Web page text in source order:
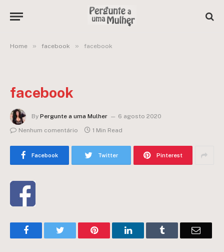
Home » facebook » facebook
facebook
By Pergunte a uma Mulher
6 agosto 2020
Nenhum comentário
1 Min Read
Facebook Twitter Pinterest
FacebookTwitter Pinterest LinkedInTumblr Email